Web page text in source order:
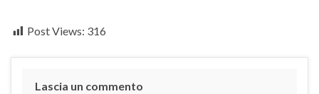
Post Views: 316
Lascia un commento